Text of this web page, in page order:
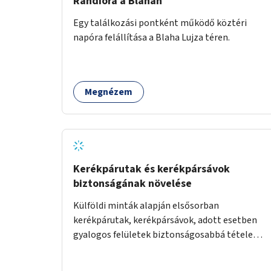
Egy találkozási pontként működő köztéri
napóra felállítása a Blaha Lujza téren.
Megnézem
Kerékpárutak és kerékpársávok
biztonságának növelése
Külföldi minták alapján elsősorban
kerékpárutak, kerékpársávok, adott esetben
gyalogos felületek biztonságosabbá tétele